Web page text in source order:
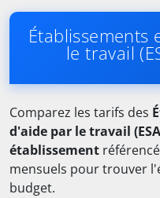
Établissements
le travail
Comparez les tarifs des
d'aide par le travail
établissement
mensuels pour trouver
budget.